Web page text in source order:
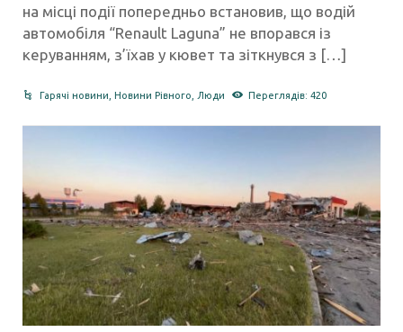
на місці події попередньо встановив, що водій
автомобіля “Renault Laguna” не впорався із
керуванням, з’їхав у кювет та зіткнувся з […]
Гарячі новини ,Новини Рівного Люди Переглядів: 420